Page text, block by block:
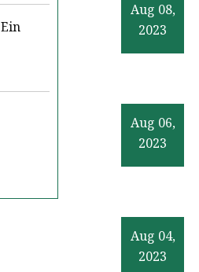
Aug 08,
2023
Aug 06,
2023
Aug 04,
2023